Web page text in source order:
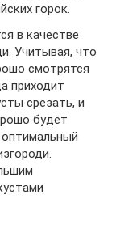
горок.
в качестве
Учитывая, что
смотрятся
приходит
срезать, и
будет